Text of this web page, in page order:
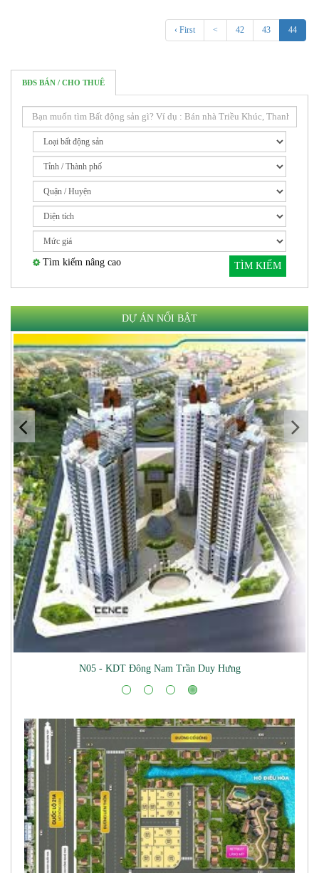
‹ First < 42 43 44
BĐS BÁN / CHO THUÊ
Tìm kiếm nâng cao TÌM KIẾM
DỰ ÁN NỔI BẬT
Mua Bán Đất Nền Tại Khu Công Nghệ Cao Hòa Lạc